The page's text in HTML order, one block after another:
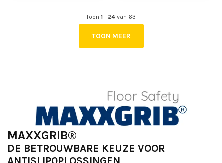
Toon 1 - 24 van 63
TOON MEER
MAXXGRIB®
DE BETROUWBARE KEUZE VOOR